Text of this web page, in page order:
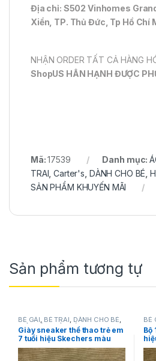
Địa chỉ: S502 Vinhomes
Xiển, TP. Thủ Đức, Tp Hồ Chí
NHẬN ORDER TẤT CẢ HÀNG
ShopUS HÂN HẠNH ĐƯỢC
Mã:17539 Danh mục:
TRAI ,Carter's DÀNH CHO BÉ ,
SẢN PHẨM KHUYẾN MÃI
Sản phẩm tương tự
BÉ GÁI BÉ TRAI DÀNH CHO BÉ
GIÀY DÉP GIÀY DÉP , Skechers
Giày sneaker thể thao trẻ em
7 tuổi hiệu Skechers màu
trắng xám size (US) 13 chính
hãng
BÉ
Bộ